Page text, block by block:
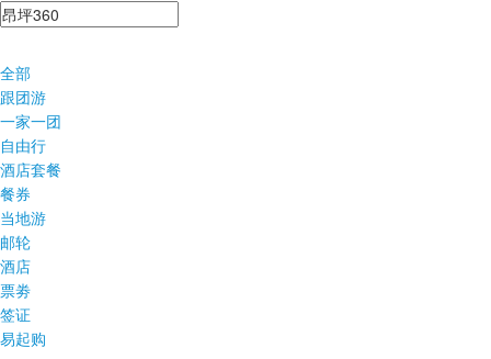
全部
跟团游
一家一团
自由行
酒店套餐
餐券
当地游
邮轮
酒店
票劵
签证
易起购